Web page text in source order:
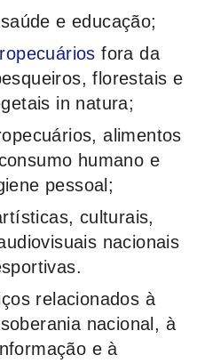
e educação;
fora da
florestais e
in natura;
alimentos
humano e
pessoal;
culturais,
nacionais
relacionados à
nacional, à
e à